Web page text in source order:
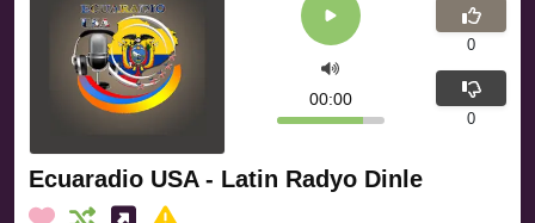
Ecuaradio USA - Latin Radyo Dinle
00:00
0
0